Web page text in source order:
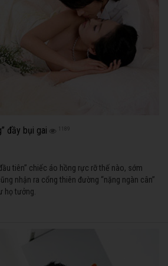
đầy bụi gai 1189
tiên” chiếc áo hồng rực rỡ thế nào, sớm
nhận ra cổng thiên đường “nặng ngàn cân”
họ tưởng.